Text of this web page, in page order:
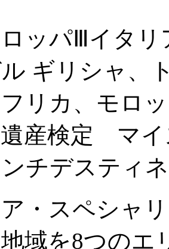
ッパⅢイタリ
ル ギリシャ、
リカ、モロ
産検定 マイ
チデスティ
ア・スペシャ
域を8つのエ